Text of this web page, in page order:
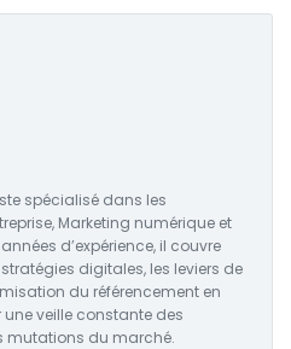
spécialisé dans les
Marketing numérique et
d’expérience, il couvre
digitales, les leviers de
du référencement en
veille constante des
mutations du marché.